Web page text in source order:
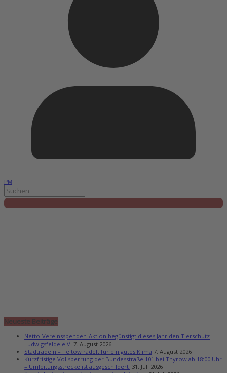
PM
Neueste Beiträge
Netto-Vereinsspenden-Aktion begünstigt dieses Jahr den Tierschutz
Ludwigsfelde e.V. 7. August 2026
Stadtradeln – Teltow radelt für ein gutes Klima 7. August 2026
Kurzfristige Vollsperrung der Bundesstraße 101 bei Thyrow ab 18:00 Uhr
– Umleitungsstrecke ist ausgeschildert 31. Juli 2026